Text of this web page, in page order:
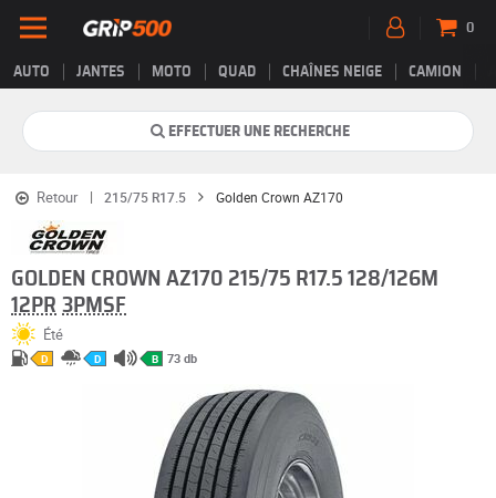
AUTO JANTES MOTO QUAD CHAÎNES NEIGE CAMION
0
EFFECTUER UNE RECHERCHE
Retour 215/75 R17.5 Golden Crown AZ170
GOLDEN CROWN AZ170 215/75 R17.5 128/126M
12PR 3PMSF
Été
D D B 73 db